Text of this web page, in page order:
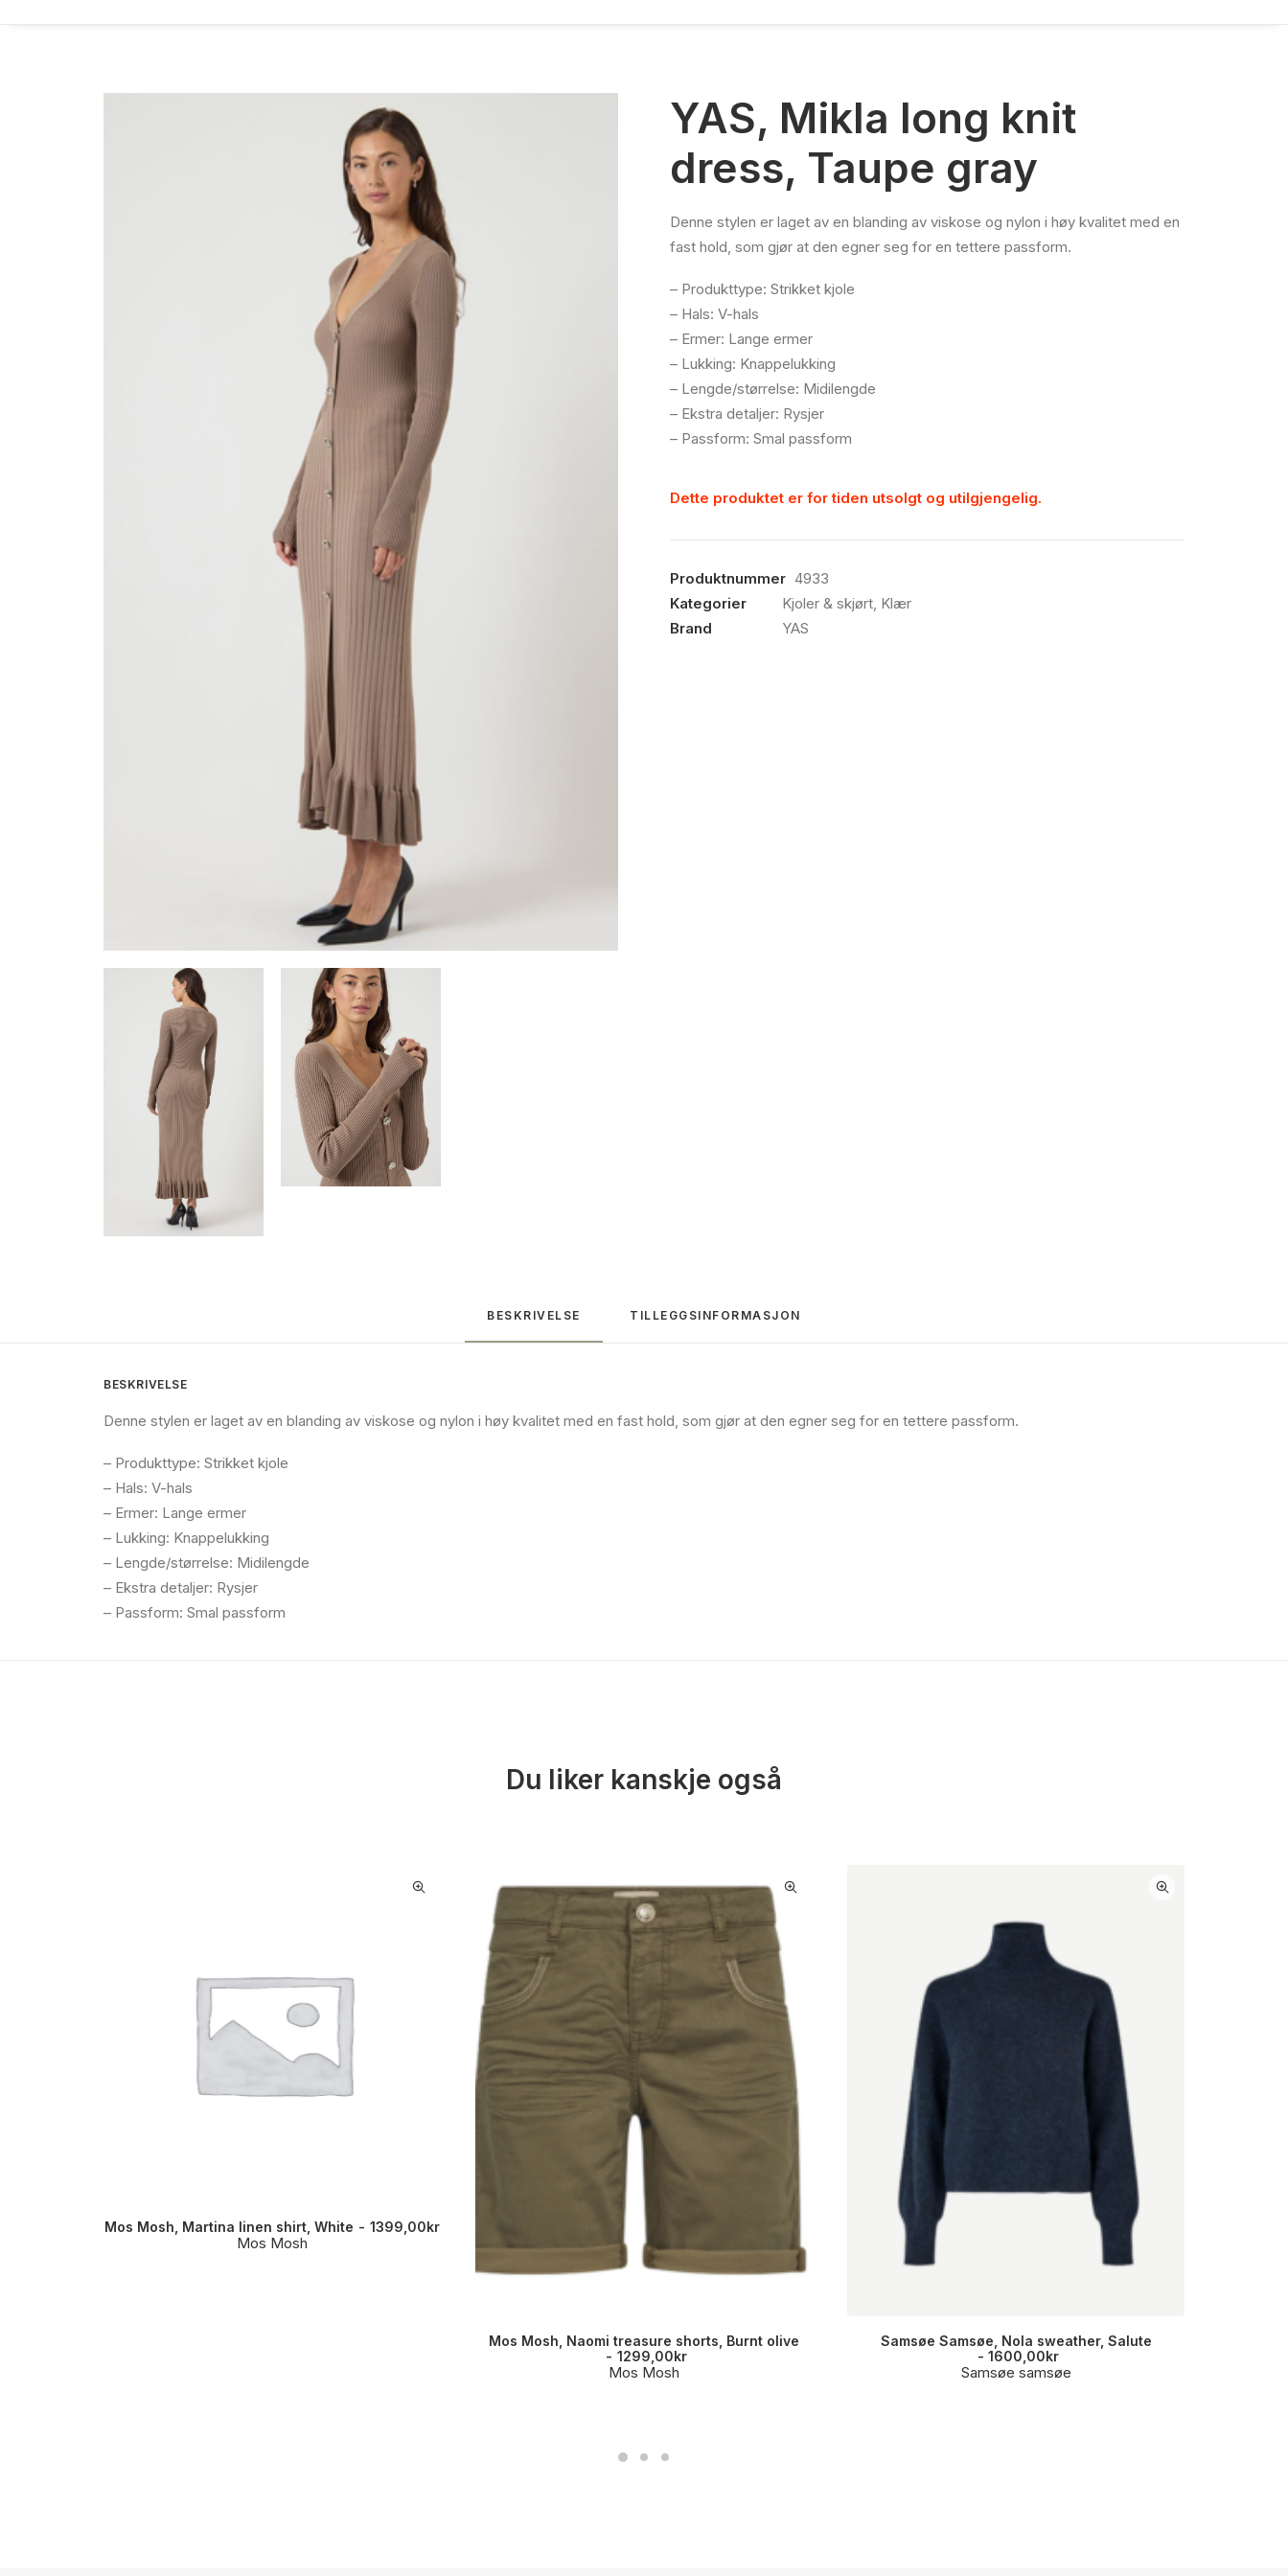
YAS, Mikla long knit
dress, Taupe gray
Denne stylen er laget av en blanding av viskose og nylon i høy kvalitet med en
fast hold, som gjør at den egner seg for en tettere passform.
– Produkttype: Strikket kjole
– Hals: V-hals
– Ermer: Lange ermer
– Lukking: Knappelukking
– Lengde/størrelse: Midilengde
– Ekstra detaljer: Rysjer
– Passform: Smal passform
Dette produktet er for tiden utsolgt og utilgjengelig.
Produktnummer 4933
Kategorier
Kjoler & skjørt, Klær
Brand
YAS
BESKRIVELSE TILLEGGSINFORMASJON
BESKRIVELSE
Denne stylen er laget av en blanding av viskose og nylon i høy kvalitet med en fast hold, som gjør at den egner seg for en tettere passform.
– Produkttype: Strikket kjole
– Hals: V-hals
– Ermer: Lange ermer
– Lukking: Knappelukking
– Lengde/størrelse: Midilengde
– Ekstra detaljer: Rysjer
– Passform: Smal passform
Du liker kanskje også
Mos Mosh, Martina linen shirt, White 1399,00kr
Mos Mosh
Mos Mosh, Naomi treasure shorts, Burnt olive
1299,00kr
Mos Mosh
Samsøe Samsøe, Nola sweather, Salute
1600,00kr
Samsøe samsøe